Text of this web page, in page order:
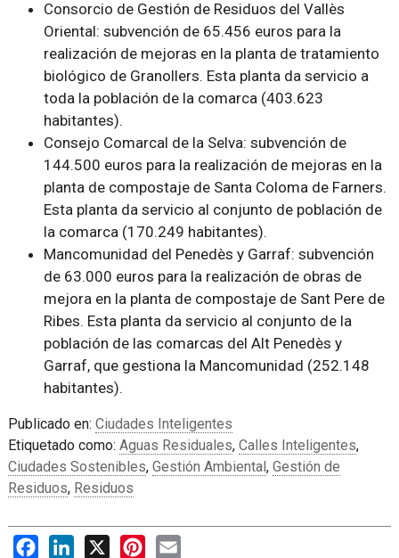
Consorcio de Gestión de Residuos del Vallès
Oriental: subvención de 65.456 euros para la
realización de mejoras en la planta de tratamiento
biológico de Granollers. Esta planta da servicio a
toda la población de la comarca (403.623
habitantes).
Consejo Comarcal de la Selva: subvención de
144.500 euros para la realización de mejoras en la
planta de compostaje de Santa Coloma de Farners.
Esta planta da servicio al conjunto de población de
la comarca (170.249 habitantes).
Mancomunidad del Penedès y Garraf: subvención
de 63.000 euros para la realización de obras de
mejora en la planta de compostaje de Sant Pere de
Ribes. Esta planta da servicio al conjunto de la
población de las comarcas del Alt Penedès y
Garraf, que gestiona la Mancomunidad (252.148
habitantes).
Publicado en: Ciudades Inteligentes
Etiquetado como: Aguas Residuales, Calles Inteligentes,
Ciudades Sostenibles, Gestión Ambiental , Gestión de
Residuos, Residuos
FacebookLinkedIn Pinterest